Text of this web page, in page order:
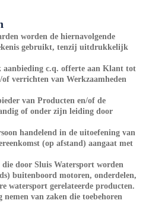
worden de hiernavolgende
gebruikt, tenzij uitdrukkelijk
c.q. offerte aan Klant tot
verrichten van Werkzaamheden
van Producten en/of de
of onder zijn leiding door
handelend in de uitoefening van
(op afstand) aangaat met
door Sluis Watersport worden
buitenboord motoren, onderdelen,
watersport gerelateerde producten.
van zaken die toebehoren